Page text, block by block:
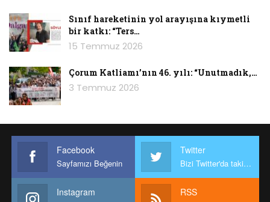
Sınıf hareketinin yol arayışına kıymetli
bir katkı: “Ters…
15 Temmuz 2026
Çorum Katliamı’nın 46. yılı: “Unutmadık,…
3 Temmuz 2026
Facebook
Sayfamızı Beğenin
Twitter
Bizi Twitter'da takip edin
Instagram RSS